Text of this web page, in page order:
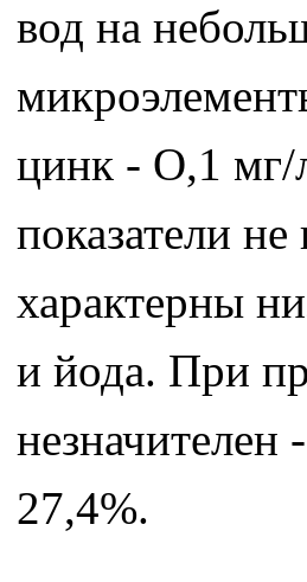
вод на
цинк - О,1 мг/
показатели
характерны
и йода. При
27,4%.